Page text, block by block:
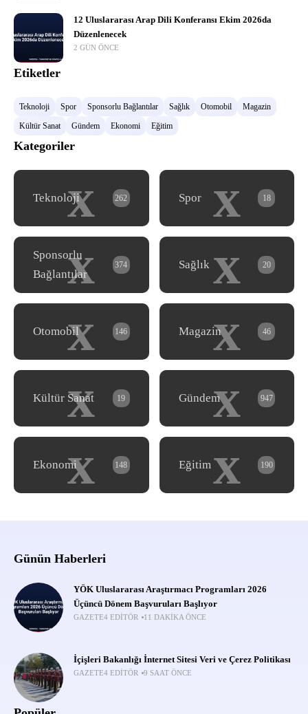
12 Uluslararası Arap Dili Konferansı Ekim 2026da
Düzenlenecek
2 GÜN ÖNCE
Etiketler
Teknoloji Spor Sponsorlu Bağlantılar Sağlık Otomobil
Magazin
Kültür Sanat
Gündem Ekonomi Eğitim
Kategoriler
x
Teknoloji 262 x
Spor 18
x
Sponsorlu
Bağlantılar
374 x
Sağlık 20
x
Otomobil 146 x
Magazin 46
x
Kültür Sanat 19 x
Gündem 947
x
Ekonomi 148 x
Eğitim 190
Günün Haberleri
YÖK Uluslararası Araştırmacı Programları 2026
Üçüncü Dönem Başvuruları Başlıyor
GAZETE4 EDITÖR 11 DAKIKA ÖNCE
İçişleri Bakanlığı İnternet Sitesi Veri ve Çerez Politikası
GAZETE4 EDITÖR 9 SAAT ÖNCE